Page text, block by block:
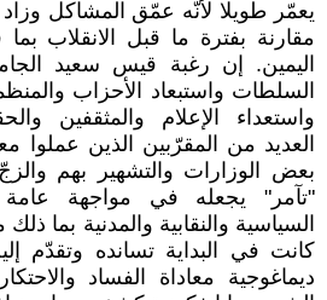
يعمّر طويلا لأنّه عمّق المشاكل
مقارنة بفترة ما قبل الانقلاب
اليمين. إن رغبة قيس سعيد
السلطات واستبعاد الأحزاب
واستعداء الإعلام والمثقفين
العديد من المقرّبين الذين
بعض الوزارات والتشهير بهم
"تآمر" يجعله في مواجهة
السياسية والنقابية والمدنية بما
كانت في البداية تسانده وتقدّم
ديماغوجية معاداة الفساد